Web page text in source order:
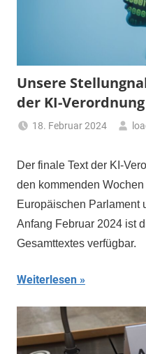
Unsere
der KI-Verordnung
18. Februar 2024
Der finale Text der KI-
den kommenden
Europäischen Parlament
Anfang Februar 2024 ist
Gesamttextes verfügbar.
Weiterlesen